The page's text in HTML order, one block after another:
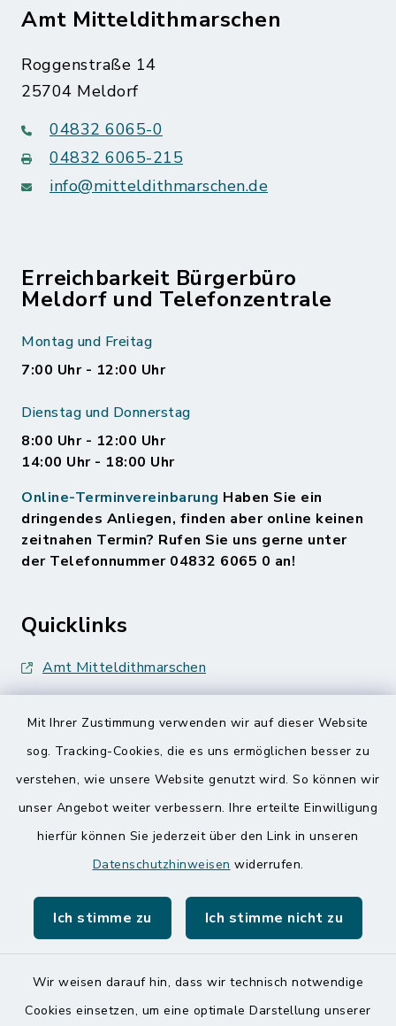
Mit Ihrer Zustimmung verwenden wir auf dieser Website
sog. Tracking-Cookies, die es uns ermöglichen besser zu
verstehen, wie unsere Website genutzt wird. So können wir
unser Angebot weiter verbessern. Ihre erteilte Einwilligung
hierfür können Sie jederzeit über den Link in unseren
Datenschutzhinweisen widerrufen.
Ich stimme zu Ich stimme nicht zu
Wir weisen darauf hin, dass wir technisch notwendige
Cookies einsetzen, um eine optimale Darstellung unserer
Amt Mitteldithmarschen
Roggenstraße 14
25704 Meldorf
04832 6065-0
04832 6065-215
info@mitteldithmarschen.de
Erreichbarkeit Bürgerbüro
Meldorf und Telefonzentrale
Montag und Freitag
7:00 Uhr - 12:00 Uhr
Dienstag und Donnerstag
8:00 Uhr - 12:00 Uhr
14:00 Uhr - 18:00 Uhr
Online-Terminvereinbarung Haben Sie ein
dringendes Anliegen, finden aber online keinen
zeitnahen Termin? Rufen Sie uns gerne unter
der Telefonnummer 04832 6065 0 an!
Quicklinks
Amt Mitteldithmarschen
Nationalpark Wattenmeer
Kontakt
Barrierefreiheit
Impressum